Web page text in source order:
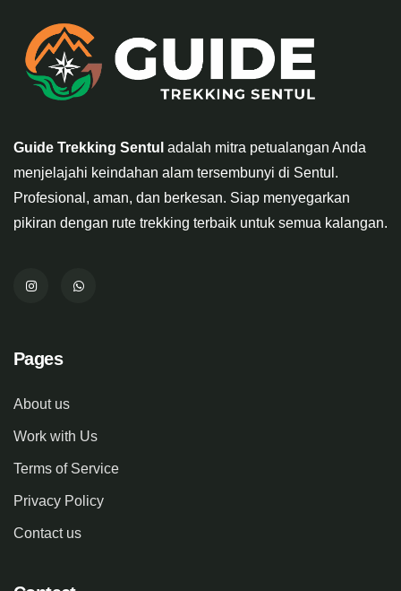
Guide Trekking Sentul adalah mitra petualangan Anda
menjelajahi keindahan alam tersembunyi di Sentul.
Profesional, aman, dan berkesan. Siap menyegarkan
pikiran dengan rute trekking terbaik untuk semua kalangan.
Pages
About us
Work with Us
Terms of Service
Privacy Policy
Contact us